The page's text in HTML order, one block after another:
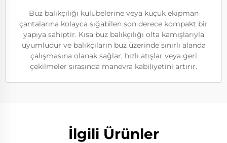
Buz balıkçılığı kulübelerine veya küçük ekipman
çantalarına kolayca sığabilen son derece kompakt bir
yapıya sahiptir. Kısa buz balıkçılığı olta kamışlarıyla
uyumludur ve balıkçıların buz üzerinde sınırlı alanda
çalışmasına olanak sağlar, hızlı atışlar veya geri
çekilmeler sırasında manevra kabiliyetini artırır.
İlgili Ürünler